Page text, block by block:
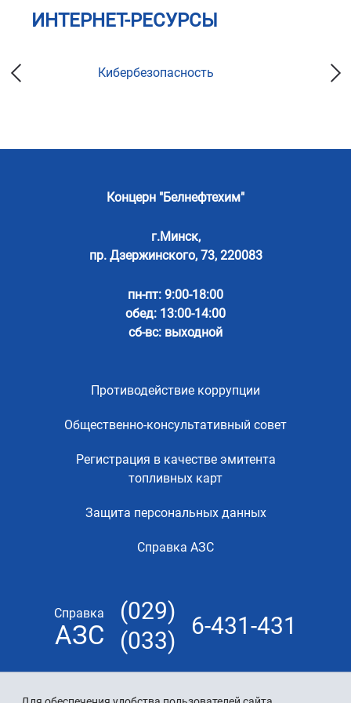
ИНТЕРНЕТ-РЕСУРСЫ
Кибербезопасность
Концерн "Белнефтехим"
г.Минск,
пр. Дзержинского, 73, 220083
пн-пт: 9:00-18:00
обед: 13:00-14:00
сб-вс: выходной
Противодействие коррупции
Общественно-консультативный совет
Регистрация в качестве эмитента
топливных карт
Защита персональных данных
Справка АЗС
Справка
АЗС
(029)
(033)
6-431-431